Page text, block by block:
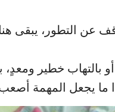
عن التطور، يبقى
بالتهاب خطير
يجعل المهمة أصعب